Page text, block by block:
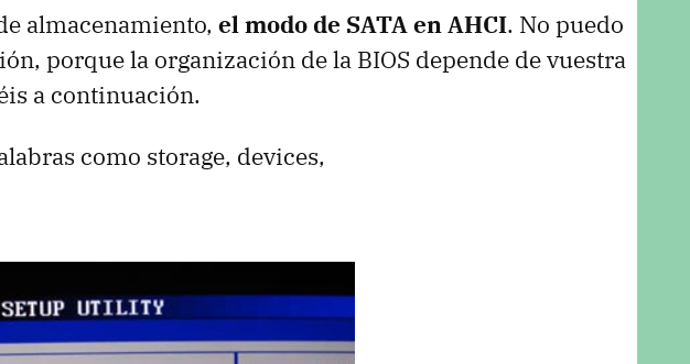
almacenamiento, el modo de SATAenAHCI. No puedo
porque la organización de la BIOS depende de vuestra
a continuación.
como storage, devices,